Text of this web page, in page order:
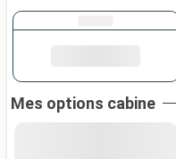
Mes options cabine